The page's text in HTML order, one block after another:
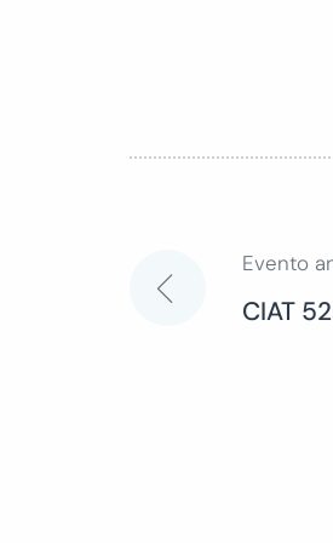
Evento
CIAT